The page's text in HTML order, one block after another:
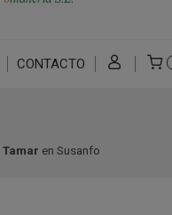
CONTACTO
Tamar en Susanfo